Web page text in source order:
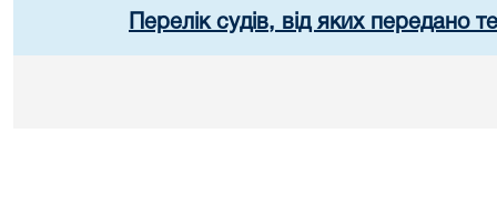
Перелік судів, від яких передано